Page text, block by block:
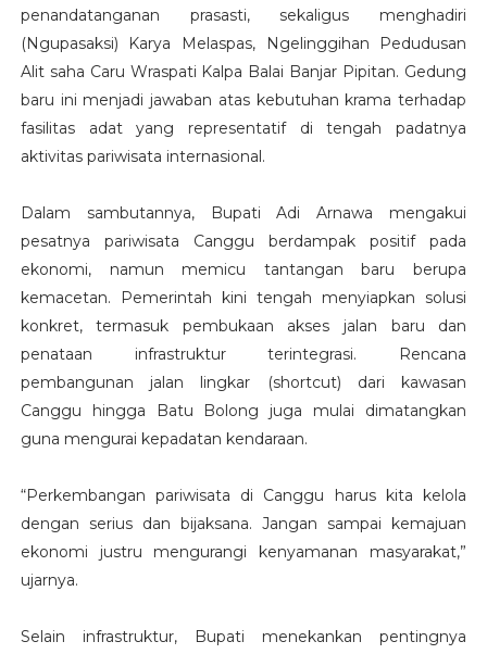
penandatanganan prasasti, sekaligus menghadiri
(Ngupasaksi) Karya Melaspas, Ngelinggihan Pedudusan
Alit saha Caru Wraspati Kalpa Balai Banjar Pipitan. Gedung
baru ini menjadi jawaban atas kebutuhan krama terhadap
fasilitas adat yang representatif di tengah padatnya
aktivitas pariwisata internasional.
Dalam sambutannya, Bupati Adi Arnawa mengakui
pesatnya pariwisata Canggu berdampak positif pada
ekonomi, namun memicu tantangan baru berupa
kemacetan. Pemerintah kini tengah menyiapkan solusi
konkret, termasuk pembukaan akses jalan baru dan
penataan infrastruktur terintegrasi. Rencana
pembangunan jalan lingkar (shortcut) dari kawasan
Canggu hingga Batu Bolong juga mulai dimatangkan
guna mengurai kepadatan kendaraan.
“Perkembangan pariwisata di Canggu harus kita kelola
dengan serius dan bijaksana. Jangan sampai kemajuan
ekonomi justru mengurangi kenyamanan masyarakat,”
ujarnya.
Selain infrastruktur, Bupati menekankan pentingnya